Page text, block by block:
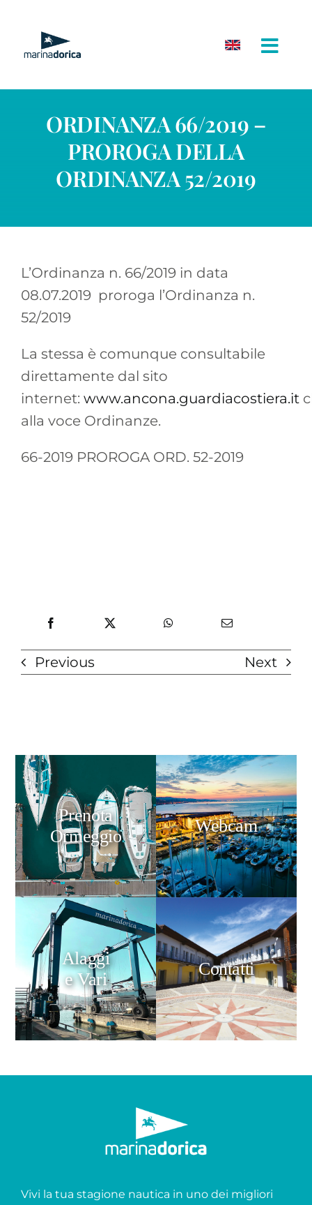
contenuto
ORDINANZA 66/2019 –
PROROGA DELLA
ORDINANZA 52/2019
L’Ordinanza n. 66/2019 in data
08.07.2019 proroga l’Ordinanza n.
52/2019
La stessa è comunque consultabile
direttamente dal sito
internet: www.ancona.guardiacostiera.it
alla voce Ordinanze.
66-2019 PROROGA ORD. 52-2019
Previous Next
Prenota
Ormeggio
Webcam
Alaggi
e Vari
Contatti
Vivi la tua stagione nautica in uno dei migliori